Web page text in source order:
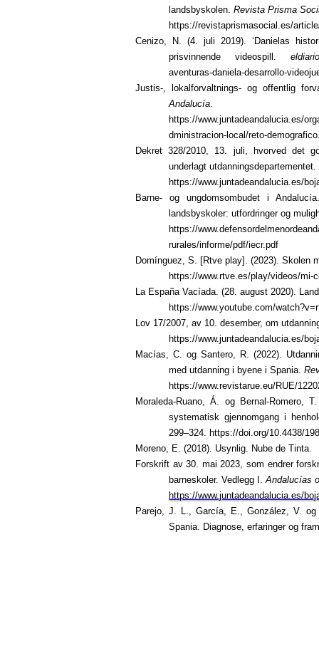
landsbyskolen. Revista Prisma
https://revistaprismasocial.es/
Cenizo, N. (4. juli 2019). ‘Danielas
prisvinnende videospill.
aventuras-daniela-desarrollo-
Justis-, lokalforvaltnings- og offentlig
Andalucía.
https://www.juntadeandalucia.es/
dministracion-local/reto-
Dekret 328/2010, 13. juli, hvorved det
underlagt utdanningsdepartementet.
https://www.juntadeandalucia.es/
Barne- og ungdomsombudet i
landsbyskoler: utfordringer og
https://
rurales/informe/pdf/iecr.pdf
Domínguez, S. [Rtve play]. (2023). Skolen
https://www.rtve.es/play/videos/mi-
La España Vacíada. (28. august 2020).
https://www.youtube.com/
Lov 17/2007, av 10. desember, om
https://www.juntadeandalucia.es/
Macías, C. og Santero, R. (2022).
med utdanning i byene i Spania.
https://www.revistarue.eu/RUE/
Moraleda-Ruano, Á. og Bernal-Romero,
systematisk gjennomgang i
299–324. https://doi.org/10.4438/
Moreno, E. (2018). Usynlig. Nube de Tinta.
Forskrift av 30. mai 2023, som endrer
barneskoler. Vedlegg I.Andalucías
https://www.juntadeandalucia.es/
Parejo, J. L., García, E., González, V.
Spania. Diagnose, erfaringer og